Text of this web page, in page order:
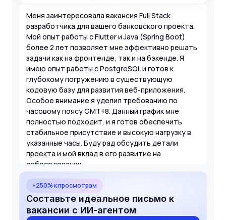
Меня заинтересовала вакансия Full Stack
разработчика для вашего банковского проекта.
Мой опыт работы с Flutter и Java (Spring Boot)
более 2 лет позволяет мне эффективно решать
задачи как на фронтенде, так и на бэкенде. Я
имею опыт работы с PostgreSQL и готов к
глубокому погружению в существующую
кодовую базу для развития веб-приложения.
Особое внимание я уделил требованию по
часовому поясу GMT+8. Данный график мне
полностью подходит, и я готов обеспечить
стабильное присутствие и высокую нагрузку в
указанные часы. Буду рад обсудить детали
проекта и мой вклад в его развитие на
собеседовании.
+250% к просмотрам
Составьте идеальное письмо к
вакансии с ИИ-агентом